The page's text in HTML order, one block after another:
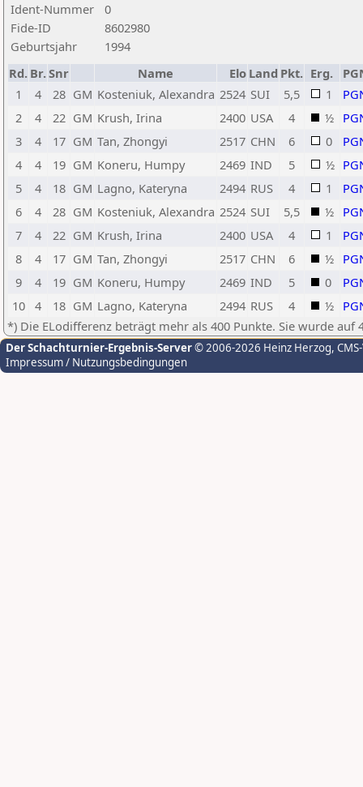
Ident-Nummer
0
Fide-ID
8602980
Geburtsjahr
1994
Rd. Br.Snr Name Elo Land Pkt. Erg.
1
4 28 GM Kosteniuk, Alexandra 2524 SUI 5,5 1
2
4 22 GM Krush, Irina 2400 USA 4 ½
3
4 17 GM Tan, Zhongyi 2517 CHN 6 0
4
4 19 GM Koneru, Humpy 2469 IND 5 ½
5
4 18 GM Lagno, Kateryna 2494 RUS 4 1
6
4 28 GM Kosteniuk, Alexandra 2524 SUI 5,5 ½
7
4 22 GM Krush, Irina 2400 USA 4 1
8
4 17 GM Tan, Zhongyi 2517 CHN 6 ½
9
4 19 GM Koneru, Humpy 2469 IND 5 0
10
4 18 GM Lagno, Kateryna 2494 RUS 4 ½
*) Die ELodifferenz beträgt mehr als 400 Punkte. Sie wurde auf
Der Schachturnier-Ergebnis-Server© 2006-2026 Heinz Herzog,
Impressum / Nutzungsbedingungen